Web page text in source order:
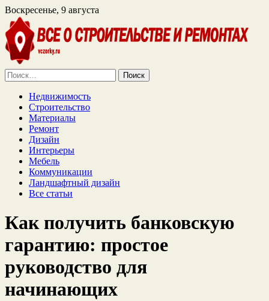
Воскресенье, 9 августа
Найти:
Недвижимость
Строительство
Материалы
Ремонт
Дизайн
Интерьеры
Мебель
Коммуникации
Ландшафтный дизайн
Все статьи
Как получить банковскую
гарантию: простое
руководство для
начинающих